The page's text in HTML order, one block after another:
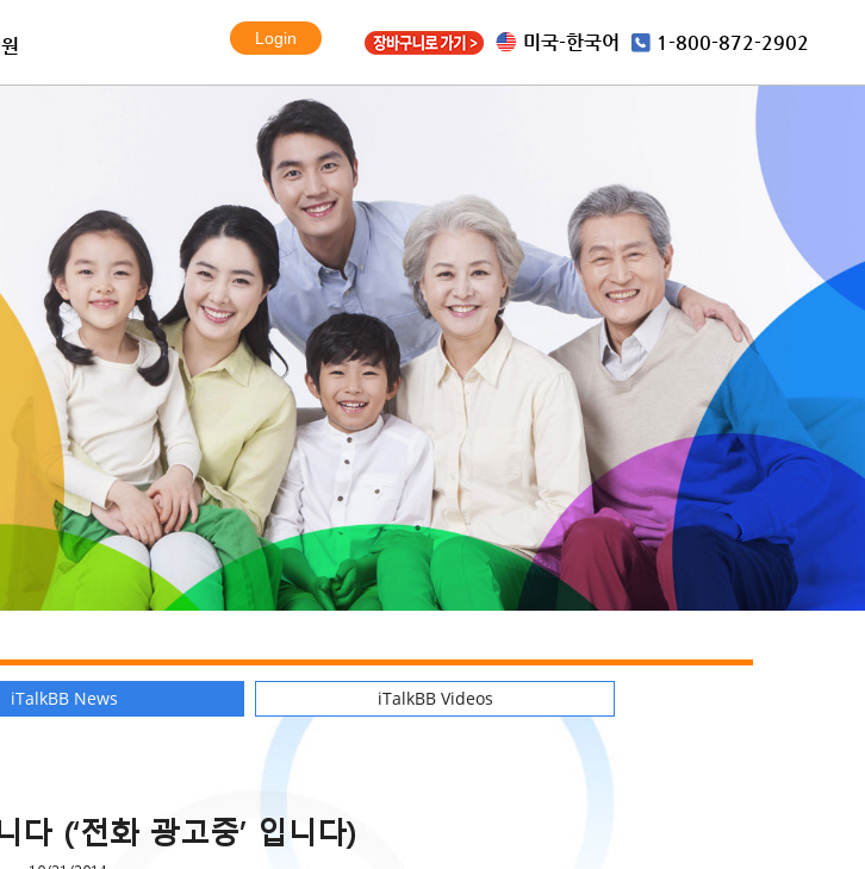
미국-한국어 1-800-872-2902
시스템
비스 국제통화 요금표
토크 엠 국제통화 요금표
iTalkBB News iTalkBB Videos
다 (‘전화 광고중’ 입니다)